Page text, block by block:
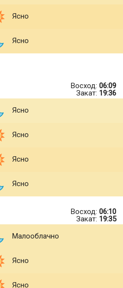
Ясно
Ясно
Восход: 06:09
Закат: 19:36
Ясно
Ясно
Ясно
Ясно
Восход: 06:10
Закат: 19:35
Малооблачно
Ясно
Ясно